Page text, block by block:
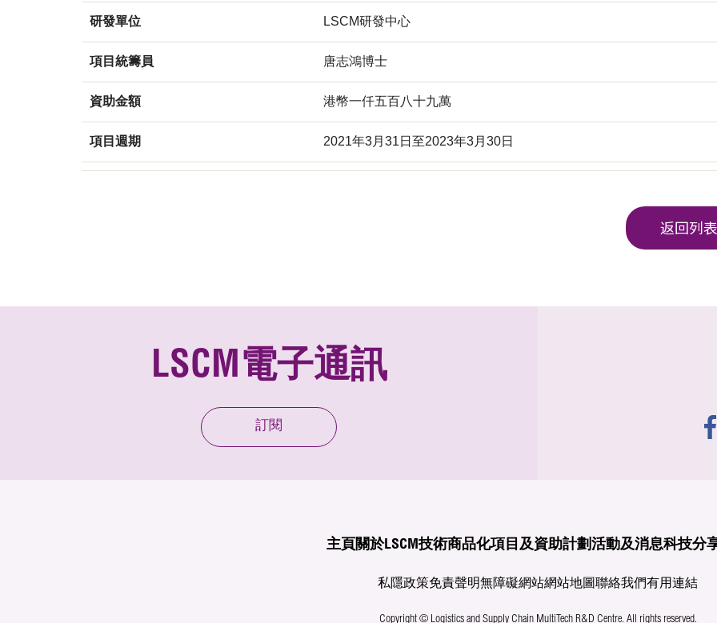
研發單位 LSCM研發中心
項目統籌員 唐志鴻博士
資助金額 港幣一仟五百八十九萬
項目週期 2021年3月31日至2023年3月30日
返回列表
LSCM電子通訊
訂閱
主頁關於LSCM技術商品化項目及資助計劃活動及消息科技分
私隱政策免責聲明無障礙網站網站地圖聯絡我們有用連結
Copyright © Logistics and Supply Chain MultiTech R&D Centre. All rights reserved.